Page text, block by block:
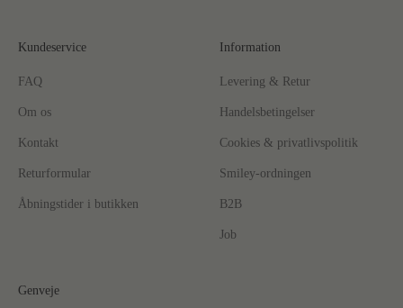
Kundeservice
FAQ
Om os
Kontakt
Returformular
Åbningstider i butikken
Information
Levering & Retur
Handelsbetingelser
Cookies & privatlivspolitik
Smiley-ordningen
B2B
Job
Genveje